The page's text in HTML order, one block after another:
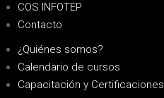
COS INFOTEP
Contacto
¿Quiénes somos?
Calendario de cursos
Capacitación y Certificaciones